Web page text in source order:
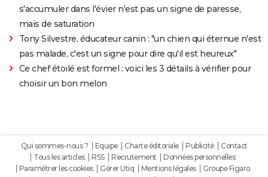
s'accumuler dans l'évier n'est pas un signe de paresse,
mais de saturation
Tony Silvestre, éducateur canin : "un chien qui éternue n'est
pas malade, c'est un signe pour dire qu'il est heureux"
Ce chef étoilé est formel : voici les 3 détails à vérifier pour
choisir un bon melon
Qui sommes-nous ? Equipe Charte éditoriale Publicité
Contact
Tous les articles
RSS Recrutement
Données personnelles
Paramétrer les cookies
Gérer Utiq Mentions légales
Groupe Figaro